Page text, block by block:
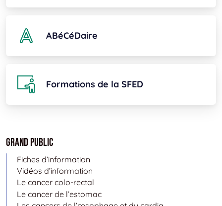
ABéCéDaire
Formations de la SFED
Grand public
Fiches d’information
Vidéos d’information
Le cancer colo-rectal
Le cancer de l’estomac